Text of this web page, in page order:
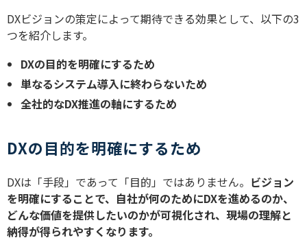
DXビジョンの策定によって期待できる効果として、以下の3
つを紹介します。
DXの目的を明確にするため
単なるシステム導入に終わらないため
全社的なDX推進の軸にするため
DXの目的を明確にするため
DXは「手段」であって「目的」ではありません。 ビジョン
を明確にすることで、自社が何のためにDXを進めるのか、
どんな価値を提供したいのかが可視化され、現場の理解と
納得が得られやすくなります。